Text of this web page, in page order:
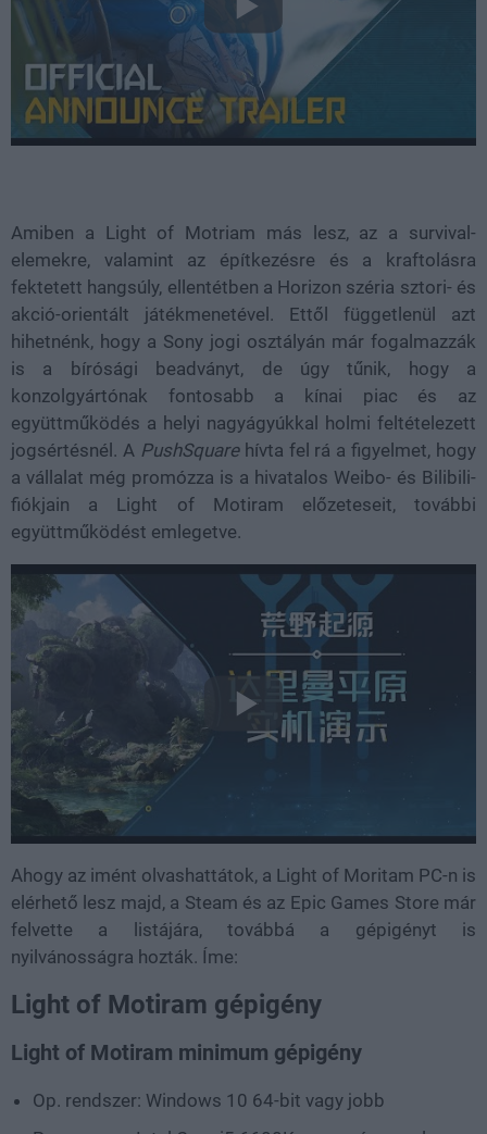
Amiben a Light of Motriam más lesz, az a survival-
elemekre, valamint az építkezésre és a kraftolásra
fektetett hangsúly, ellentétben a Horizon széria sztori- és
akció-orientált játékmenetével. Ettől függetlenül azt
hihetnénk, hogy a Sony jogi osztályán már fogalmazzák
is a bírósági beadványt, de úgy tűnik, hogy a
konzolgyártónak fontosabb a kínai piac és az
együttműködés a helyi nagyágyúkkal holmi feltételezett
jogsértésnél. A PushSquarehívta fel rá a figyelmet, hogy
a vállalat még promózza is a hivatalos Weibo- és Bilibili-
fiókjain a Light of Motiram előzeteseit, további
együttműködést emlegetve.
Ahogy az imént olvashattátok, a Light of Moritam PC-n is
elérhető lesz majd, a Steam és az Epic Games Store már
felvette a listájára, továbbá a gépigényt is
nyilvánosságra hozták. Íme:
Light of Motiram gépigény
Light of Motiram minimum gépigény
Op. rendszer: Windows 10 64-bit vagy jobb